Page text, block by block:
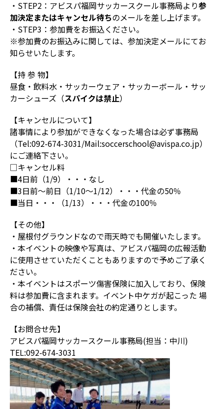
・STEP2：アビスパ福岡サッカースクール事務局より参
加決定またはキャンセル待ちのメールを差し上げます。
・STEP3：参加費をお振込ください。
※参加費のお振込みに関しては、参加決定メールにてお
知らせいたします。
【持 参 物】
昼食・飲料水・サッカーウェア・サッカーボール・サッ
カーシューズ（スパイクは禁止）
【キャンセルについて】
諸事情により参加ができなくなった場合は必ず事務局
（Tel:092-674-3031/Mail:soccerschool@avispa.co.jp）
にご連絡下さい。
□キャンセル料
■4日前（1/9）・・・なし
■3日前～前日（1/10～1/12）・・・代金の50％
■当日・・・（1/13）・・・代金の100％
【その他】
・屋根付グラウンドなので雨天時でも開催いたします。
・本イベントの映像や写真は、アビスパ福岡の広報活動
に使用させていただくこともありますので予めご了承く
ださい。
・本イベントはスポーツ傷害保険に加入しており、保険
料は参加費に含まれます。イベント中ケガが起こった 場
合の補償、責任は保険会社の約定通りとします。
【お問合せ先】
アビスパ福岡サッカースクール事務局(担当：中川)
TEL:092-674-3031